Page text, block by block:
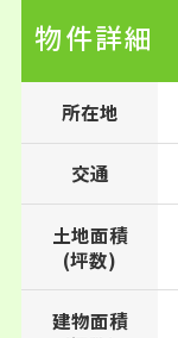
物件詳細
所在地
交通
土地面積
(坪数)
建物面積